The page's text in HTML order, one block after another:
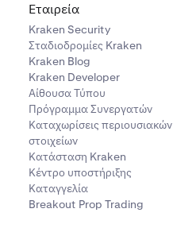
Εταιρεία
Kraken Security
Σταδιοδρομίες Kraken
Kraken Blog
Kraken Developer
Αίθουσα Τύπου
Πρόγραμμα Συνεργατών
Καταχωρίσεις περιουσιακών
στοιχείων
Κατάσταση Kraken
Κέντρο υποστήριξης
Καταγγελία
Breakout Prop Trading